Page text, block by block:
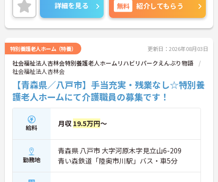
詳細を見る 無料 紹介してもらう
特別養護老人ホーム（特養） 更新日：2026年08月03日
社会福祉法人杏林会特別養護老人ホームリハビリパークえんぶり物語
社会福祉法人杏林会
【青森県／八戸市】手当充実・残業なし☆特別養
護老人ホームにて介護職員の募集です！
給料 月収 19.5万円～
勤務地
青森県 八戸市 大字河原木字見立山6-209
青い森鉄道「陸奥市川駅」バス・車5分